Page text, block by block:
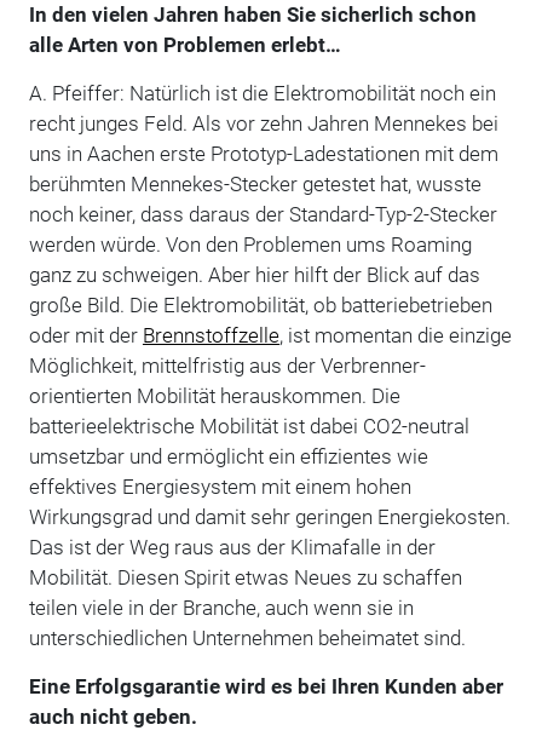
In den vielen Jahren haben Sie sicherlich schon
alle Arten von Problemen erlebt…
A. Pfeiffer: Natürlich ist die Elektromobilität noch ein
recht junges Feld. Als vor zehn Jahren Mennekes bei
uns in Aachen erste Prototyp-Ladestationen mit dem
berühmten Mennekes-Stecker getestet hat, wusste
noch keiner, dass daraus der Standard-Typ-2-Stecker
werden würde. Von den Problemen ums Roaming
ganz zu schweigen. Aber hier hilft der Blick auf das
große Bild. Die Elektromobilität, ob batteriebetrieben
oder mit der Brennstoffzelle, ist momentan die einzige
Möglichkeit, mittelfristig aus der Verbrenner-
orientierten Mobilität herauskommen. Die
batterieelektrische Mobilität ist dabei CO2-neutral
umsetzbar und ermöglicht ein effizientes wie
effektives Energiesystem mit einem hohen
Wirkungsgrad und damit sehr geringen Energiekosten.
Das ist der Weg raus aus der Klimafalle in der
Mobilität. Diesen Spirit etwas Neues zu schaffen
teilen viele in der Branche, auch wenn sie in
unterschiedlichen Unternehmen beheimatet sind.
Eine Erfolgsgarantie wird es bei Ihren Kunden aber
auch nicht geben.